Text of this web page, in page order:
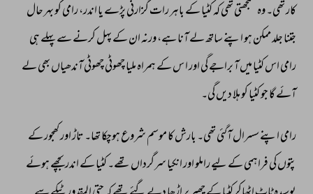
کار تھی۔ وہ سمجھتی تھی کہ کٹیا کے باہر رات گزارنی پڑے یا اندر، رامی کو بہر حال
جتنا جلد ممکن ہو اپنے ساتھ لے آنا ہے، ورنہ ان کے پہل کرنے سے پہلے ہی
رامی اس کٹیا میں آ براجے گی اور ا س کے ہمراہ ملیا چھوٹی چھوٹی آندھیاں بھی لے
آئے گا جو کٹیا کو ہلا دیں گی۔
رامی اپنے سسرال آگئی تھی۔ بارش کا موسم شروع ہوچکا تھا۔ تاڑ اور کھجور کے
پتوں کی فراہمی کے لیے راملو اور انکیا سرگرداں تھے۔ کٹیا کے اندر بچھے ہوئے